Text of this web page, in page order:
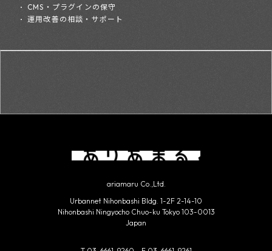
CMS・プラグインの保守
運用改善の相談・サポート
ariamaru Co.,Ltd.
Urbannet Nihonbashi Bldg. 1-2F 2-14-10
Nihonbashi Ningyocho Chuo-ku Tokyo 103-0013
Japan